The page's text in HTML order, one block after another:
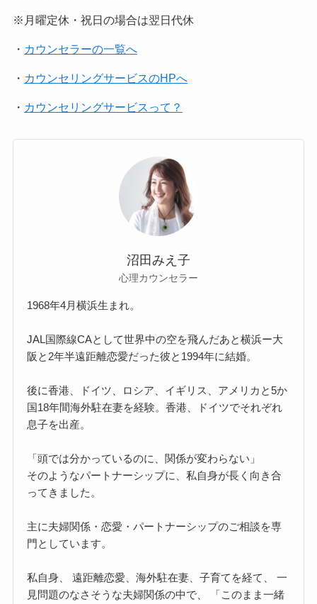
※月曜定休・祝日の場合は翌日代休
・ カウンセラーの一覧へ
・ カウンセリングサービスのHPへ
・ カウンセリングサービスって？
沼田みえ子
心理カウンセラー
1968年4月横浜生まれ。
JAL国際線CAとして世界中の空を飛んだあと横浜ー大
阪と2年半遠距離恋愛だった彼と1994年に結婚。
後に香港、ドイツ、ロシア、イギリス、アメリカと5か
国18年間海外駐在妻を経験。香港、ドイツでそれぞれ
息子を出産。
「頭では分かっているのに、関係が変わらない」
そのようなパートナーシップに、私自身が長く向き合
ってきました。
主に夫婦関係・恋愛・パートナーシップのご相談を専
門としています。
私自身、 遠距離恋愛、海外駐在妻、子育てを経て、 一
見問題のなさそうな夫婦関係の中で、 「このまま一緒